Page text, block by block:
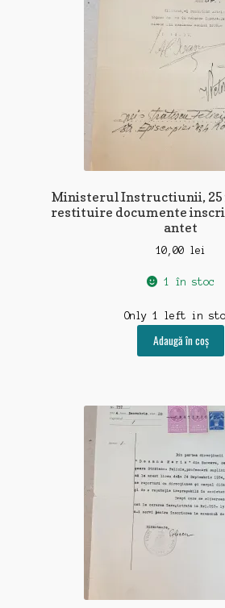
Ministerul Instructiunii, 25
restituire documente
antet
10,00 lei
1 în stoc
Only 1 left in
Adaugă în coș